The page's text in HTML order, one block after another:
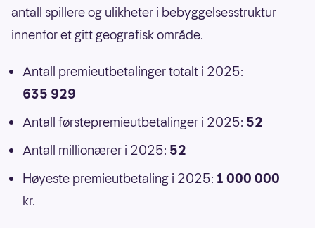
antall spillere og ulikheter i bebyggelsesstruktur
innenfor et gitt geografisk område.
Antall premieutbetalinger totalt i 2025:
635 929
Antall førstepremieutbetalinger i 2025: 52
Antall millionærer i 2025: 52
Høyeste premieutbetaling i 2025: 1 000 000
kr.